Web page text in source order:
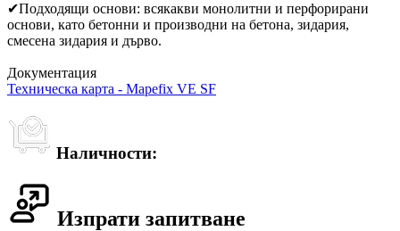
✔Подходящи основи: всякакви монолитни и перфорирани
основи, като бетонни и производни на бетона, зидария,
смесена зидария и дърво.
Документация
Техническа карта - Mapefix VE SF
Наличности:
Изпрати запитване